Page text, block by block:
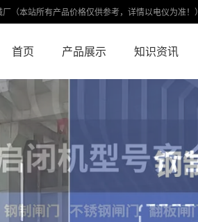
（本站所有产品价格仅供参考，详情以电仪为准！）
首页 产品展示 知识资讯